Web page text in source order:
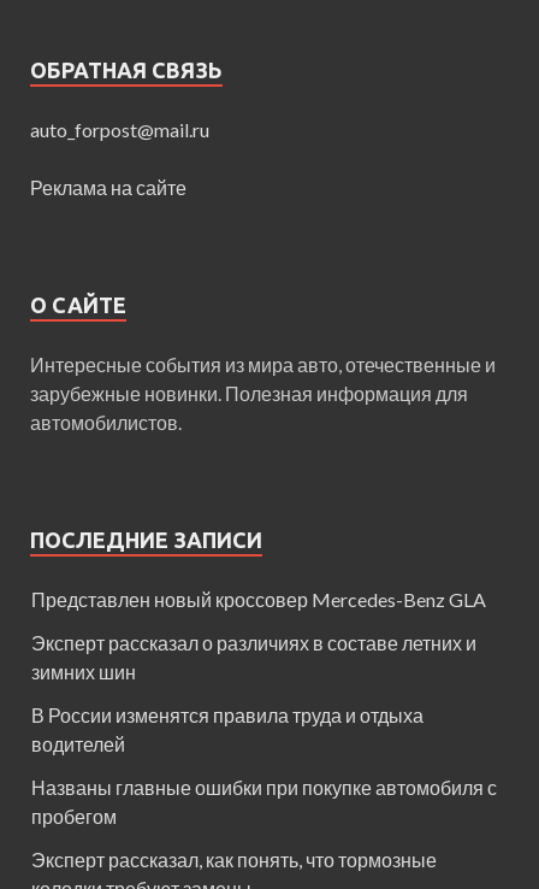
ОБРАТНАЯ СВЯЗЬ
auto_forpost@mail.ru
Реклама на сайте
О САЙТЕ
Интересные события из мира авто, отечественные и
зарубежные новинки. Полезная информация для
автомобилистов.
ПОСЛЕДНИЕ ЗАПИСИ
Представлен новый кроссовер Mercedes-Benz GLA
Эксперт рассказал о различиях в составе летних и
зимних шин
В России изменятся правила труда и отдыха
водителей
Названы главные ошибки при покупке автомобиля с
пробегом
Эксперт рассказал, как понять, что тормозные